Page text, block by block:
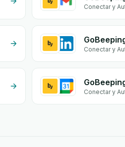
Conectar y
Conectar y
Conectar y